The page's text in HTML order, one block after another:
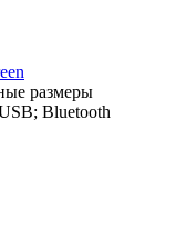
размеры
Bluetooth